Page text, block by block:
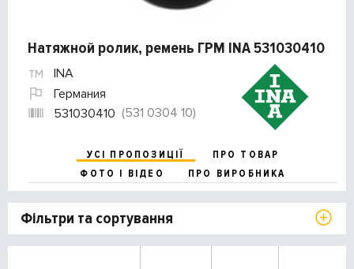
Натяжной ролик, ремень ГРМ INA 531030410
INA
Германия
531030410 (531 0304 10)
УСІ ПРОПОЗИЦІЇ
ПРО ТОВАР
ФОТО І ВІДЕО
ПРО ВИРОБНИКА
Фільтри та сортування